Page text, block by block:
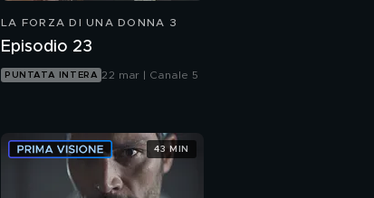
LA FORZA DI UNA DONNA 3
Episodio 23
PUNTATA INTERA 22 mar | Canale 5
43 MIN